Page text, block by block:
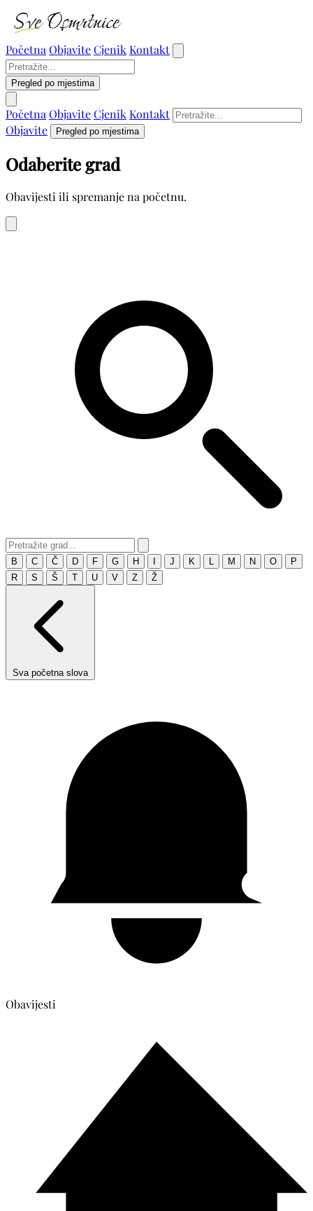
Početna ObjaviteCjenik Kontakt
Pregled po mjestima
Početna ObjaviteCjenik Kontakt
Objavite
Pregled po mjestima
Odaberite grad
Obavijesti ili spremanje na početnu.
B C Č D F G H J K M N O
P
R
S Š T U V Z Ž
Sva početna slova
Obavijesti